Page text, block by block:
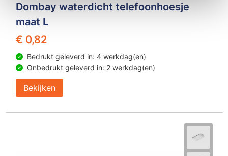
Dombay waterdicht telefoonhoesje
maat L
€ 0,82
Bedrukt geleverd in: 4 werkdag(en)
Onbedrukt geleverd in: 2 werkdag(en)
Bekijken